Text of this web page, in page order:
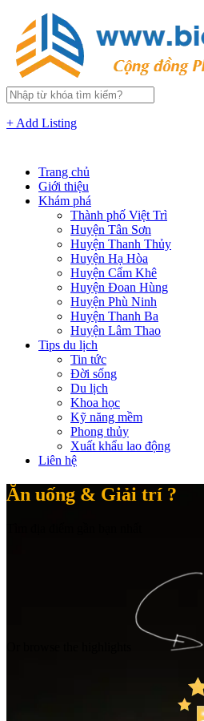
+ Add Listing
Trang chủ
Giới thiệu
Khám phá
Thành phố Việt Trì
Huyện Tân Sơn
Huyện Thanh Thủy
Huyện Hạ Hòa
Huyện Cẩm Khê
Huyện Đoan Hùng
Huyện Phù Ninh
Huyện Thanh Ba
Huyện Lâm Thao
Tips du lịch
Tin tức
Đời sống
Du lịch
Khoa học
Kỹ năng mềm
Phong thủy
Xuất khẩu lao động
Liên hệ
Ăn uống & Giải trí ?